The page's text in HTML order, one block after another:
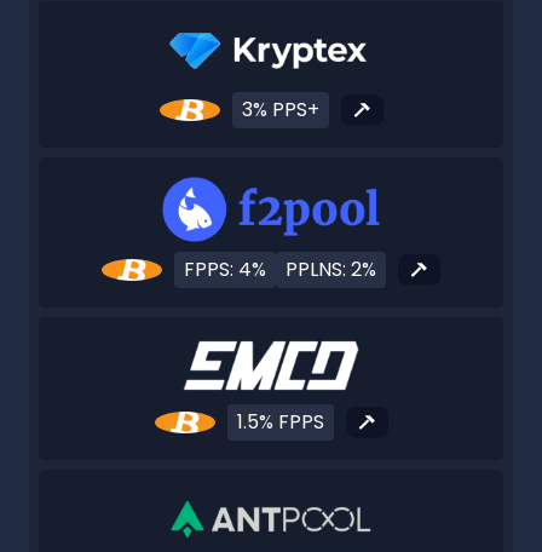
3% PPS+
FPPS: 4% PPLNS: 2%
1.5% FPPS